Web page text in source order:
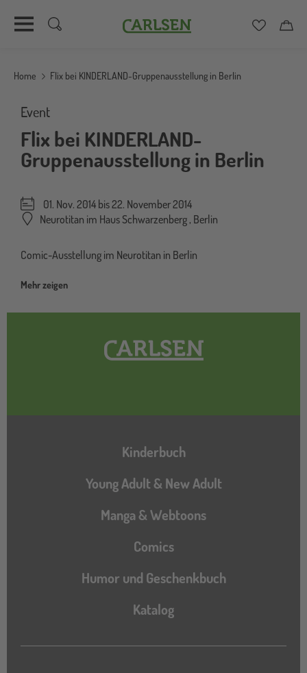
zum
Carlsen
Home Flix bei KINDERLAND-Gruppenausstellung in Berlin
Event
Flix bei KINDERLAND-
Gruppenausstellung in Berlin
01. Nov. 2014 bis22. November 2014
Neurotitan im Haus Schwarzenberg , Berlin
Comic-Ausstellung im Neurotitan in Berlin
Mehr zeigen
Hauptnavigation
Kinderbuch
Young Adult & New Adult
Manga & Webtoons
Comics
Humor und Geschenkbuch
Katalog
Katalog